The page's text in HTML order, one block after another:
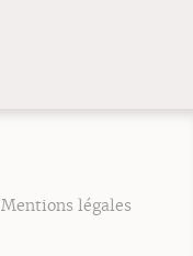
Mentions légales